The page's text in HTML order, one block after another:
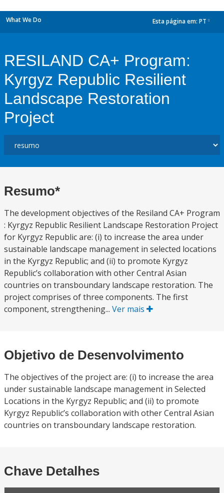
What We Do Esta página em: PT
RESILAND CA+ Program:
Kyrgyz Republic Resilient
Landscape Restoration
Project
Resumo*
The development objectives of the Resiland CA+ Program
: Kyrgyz Republic Resilient Landscape Restoration Project
for Kyrgyz Republic are: (i) to increase the area under
sustainable landscape management in selected locations
in the Kyrgyz Republic; and (ii) to promote Kyrgyz
Republic’s collaboration with other Central Asian
countries on transboundary landscape restoration. The
project comprises of three components. The first
component, strengthening... Ver mais
Objetivo de Desenvolvimento
The objectives of the project are: (i) to increase the area
under sustainable landscape management in Selected
Locations in the Kyrgyz Republic; and (ii) to promote
Kyrgyz Republic’s collaboration with other Central Asian
countries on transboundary landscape restoration.
Chave Detalhes